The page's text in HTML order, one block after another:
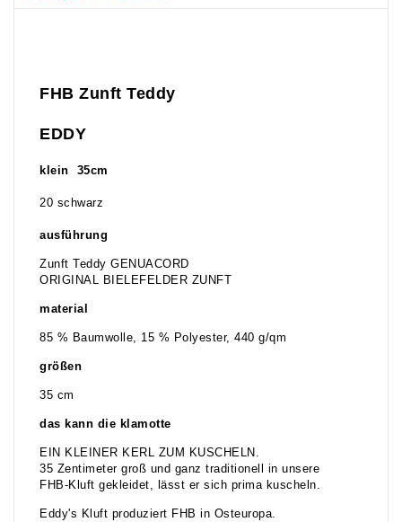
FHB Zunft Teddy
EDDY
klein 35cm
20 schwarz
ausführung
Zunft Teddy GENUACORD
ORIGINAL BIELEFELDER ZUNFT
material
85 % Baumwolle, 15 % Polyester, 440 g/qm
größen
35 cm
das kann die klamotte
EIN KLEINER KERL ZUM KUSCHELN.
35 Zentimeter groß und ganz traditionell in unsere
FHB-Kluft gekleidet, lässt er sich prima kuscheln.
Eddy's Kluft produziert FHB in Osteuropa.